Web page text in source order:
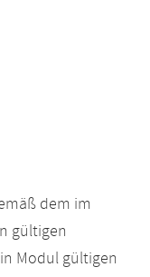
dem im
gültigen
Modul gültigen